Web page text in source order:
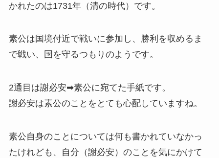
かれたのは1731年（清の時代）です。
素公は国境付近で戦いに参加し、勝利を収めるま
で戦い、国を守るつもりのようです。
2通目は謝必安➡素公に宛てた手紙です。
謝必安は素公のことをとても心配していますね。
素公自身のことについては何も書かれていなかっ
たけれども、自分（謝必安）のことを気にかけて